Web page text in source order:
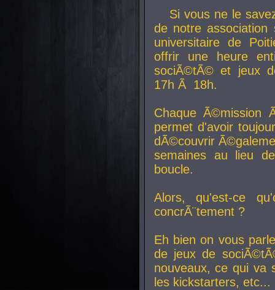
Si vous ne le
de notre
universitaire de
offrir une heure
sociÃ©tÃ© et jeux
17h Ã 18h.
Chaque Ã©mission
permet d'avoir
dÃ©couvrir
semaines au lieu
boucle.
Alors, qu'est-ce
concrÃ¨tement ?
Eh bien on vous
de jeux de
nouveaux, ce qui va
les kickstarters, etc...